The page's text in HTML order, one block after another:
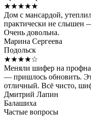
★★★★★
Дом с мансардой,
практически не слышен
Очень довольна.
Марина Сергеева
Подольск
★★★★☆
Меняли шифер на
— пришлось обновить.
отличный. Всё чисто,
Дмитрий Лапин
Балашиха
Частые вопросы